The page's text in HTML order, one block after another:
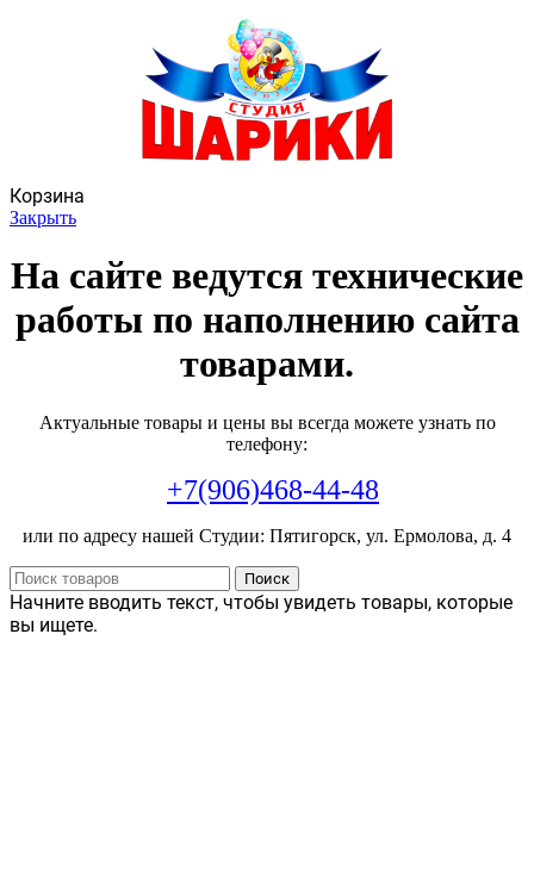
Корзина
Закрыть
На сайте ведутся технические
работы по наполнению сайта
товарами.
Актуальные товары и цены вы всегда можете узнать по
телефону:
+7(906)468-44-48
или по адресу нашей Студии: Пятигорск, ул. Ермолова, д. 4
Поиск
Начните вводить текст, чтобы увидеть товары, которые
вы ищете.